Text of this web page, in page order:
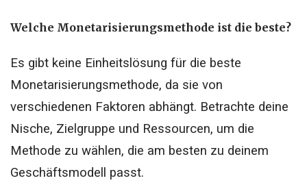
Welche Monetarisierungsmethode ist die beste?
Es gibt keine Einheitslösung für die beste
Monetarisierungsmethode, da sie von
verschiedenen Faktoren abhängt. Betrachte deine
Nische, Zielgruppe und Ressourcen, um die
Methode zu wählen, die am besten zu deinem
Geschäftsmodell passt.